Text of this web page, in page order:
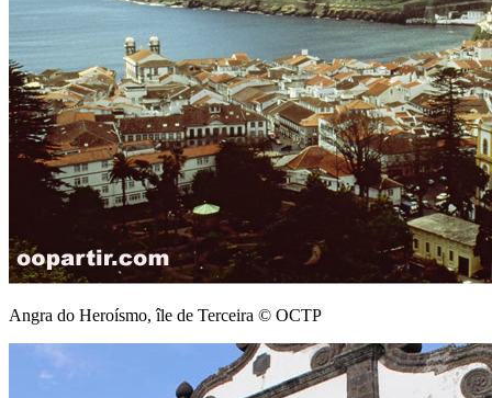
Angra do Heroísmo, île de Terceira © OCTP